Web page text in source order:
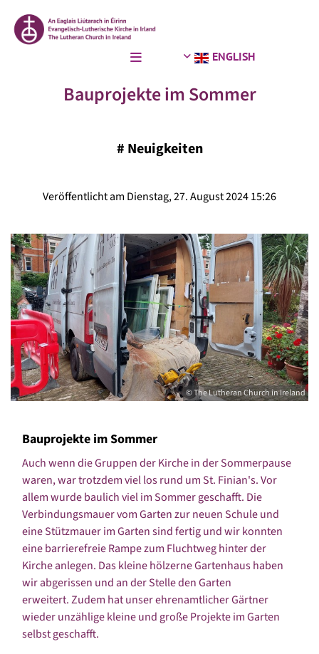
ENGLISH
Bauprojekte im Sommer
# Neuigkeiten
Veröffentlicht am Dienstag, 27. August 2024 15:26
© The Lutheran Church in Ireland
Bauprojekte im Sommer
Auch wenn die Gruppen der Kirche in der Sommerpause
waren, war trotzdem viel los rund um St. Finian's. Vor
allem wurde baulich viel im Sommer geschafft. Die
Verbindungsmauer vom Garten zur neuen Schule und
eine Stützmauer im Garten sind fertig und wir konnten
eine barrierefreie Rampe zum Fluchtweg hinter der
Kirche anlegen. Das kleine hölzerne Gartenhaus haben
wir abgerissen und an der Stelle den Garten
erweitert. Zudem hat unser ehrenamtlicher Gärtner
wieder unzählige kleine und große Projekte im Garten
selbst geschafft.